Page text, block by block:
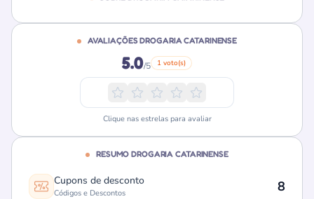
AVALIAÇÕES DROGARIA CATARINENSE
5.0/5 1 voto(s)
Clique nas estrelas para avaliar
RESUMO DROGARIA CATARINENSE
Cupons de desconto
Códigos e Descontos 8